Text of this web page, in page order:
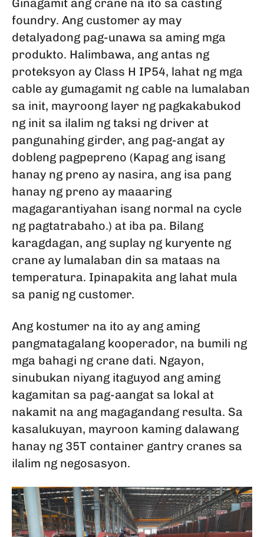
foundry. Ang customer ay may
detalyadong pag-unawa sa aming mga
produkto. Halimbawa, ang antas ng
proteksyon ay Class H IP54, lahat ng mga
cable ay gumagamit ng cable na lumalaban
sa init, mayroong layer ng pagkakabukod
ng init sa ilalim ng taksi ng driver at
pangunahing girder, ang pag-angat ay
dobleng pagpepreno (Kapag ang isang
hanay ng preno ay nasira, ang isa pang
hanay ng preno ay maaaring
magagarantiyahan isang normal na cycle
ng pagtatrabaho.) at iba pa. Bilang
karagdagan, ang suplay ng kuryente ng
crane ay lumalaban din sa mataas na
temperatura. Ipinapakita ang lahat mula
sa panig ng customer.
Ang kostumer na ito ay ang aming
pangmatagalang kooperador, na bumili ng
mga bahagi ng crane dati. Ngayon,
sinubukan niyang itaguyod ang aming
kagamitan sa pag-aangat sa lokal at
nakamit na ang magagandang resulta. Sa
kasalukuyan, mayroon kaming dalawang
hanay ng 35T container gantry cranes sa
ilalim ng negosasyon.